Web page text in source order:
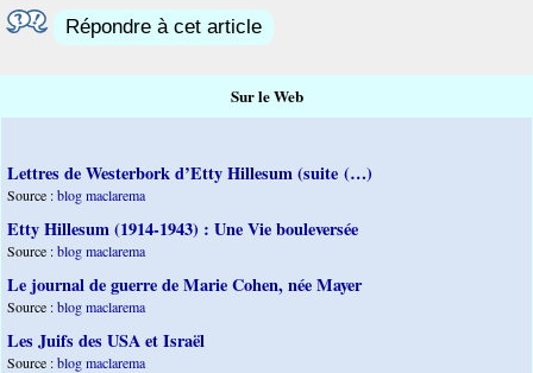
Répondre à cet article
Sur le Web
Lettres de Westerbork d’Etty Hillesum (suite (…)
Source :blog maclarema
Etty Hillesum (1914-1943) : Une Vie bouleversée
Source :blog maclarema
Le journal de guerre de Marie Cohen, née Mayer
Source :blog maclarema
Les Juifs des USA et Israël
Source :blog maclarema